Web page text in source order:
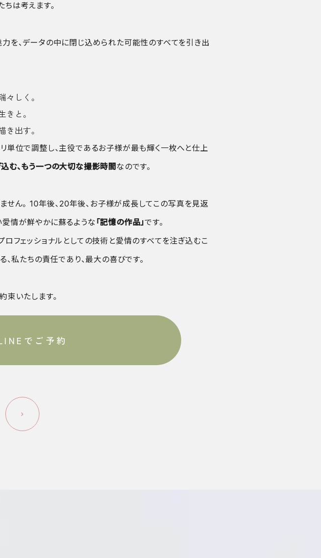
ちは考えます。
を、データの中に閉じ込められた可能性のすべてを引き出
しく。
と。
出す。
単位で調整し、主役であるお子様が最も輝く一枚へと仕上
む、もう一つの大切な撮影時間 なのです。
せん。 10年後、20年後、お子様が成長してこの写真を見返
情が鮮やかに蘇るような 「記憶の作品」です。
フェッショナルとしての技術と愛情のすべてを注ぎ込むこ
、私たちの責任であり、最大の喜びです。
束いたします。
でご予約
keyboard_arrow_right